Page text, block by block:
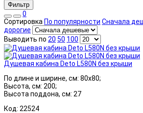
Фильтр
0
Сортировка По популярности Сначала
дорогие
Выводить по 20 50 100
Душевая кабина Deto L580N без крыши
По длине и ширине, см: 80x80;
Высота, см: 200;
Высота поддона, см: 27
Код: 22524